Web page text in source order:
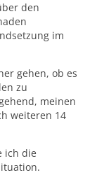
den
im
gehen, ob es
zu
meinen
weiteren 14
ich die